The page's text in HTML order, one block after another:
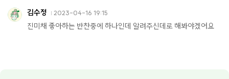
김수정 2023-04-16 19:15
진미채 좋아하는 반찬중에 하나인데 알려주신데로 해봐야겠어요